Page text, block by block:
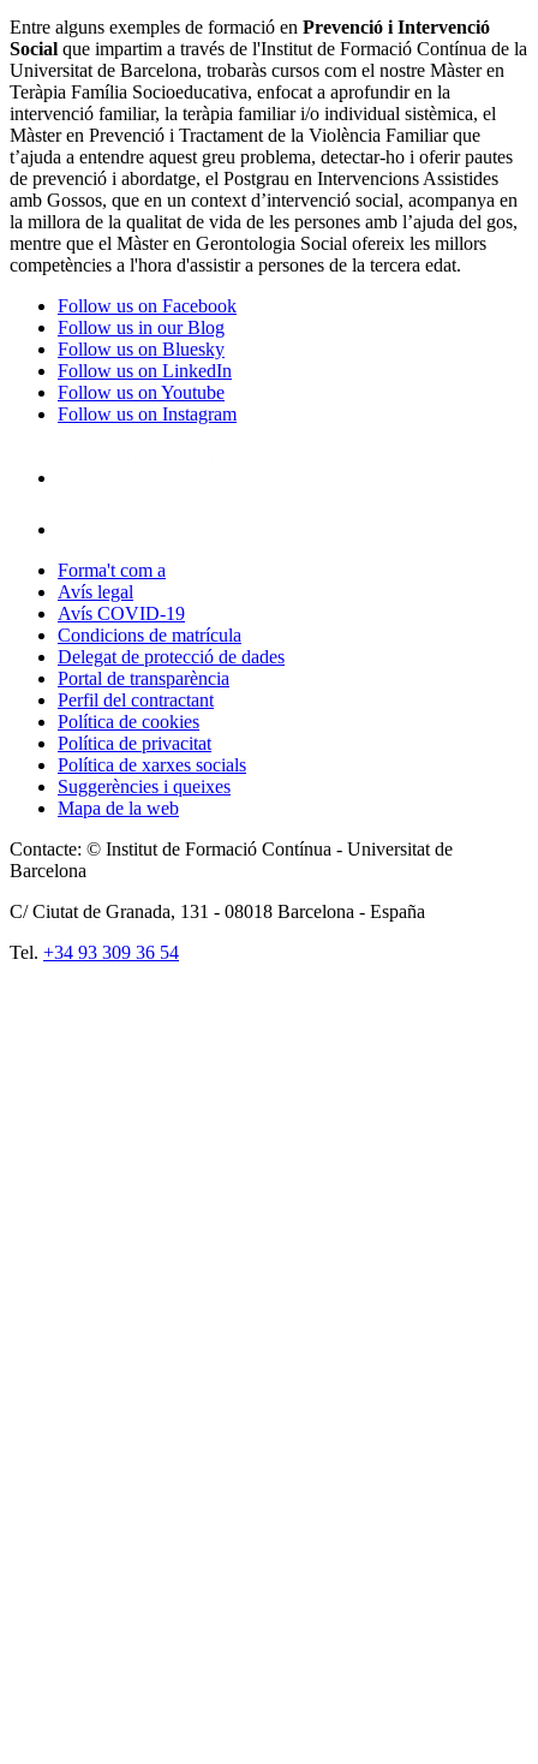
Entre alguns exemples de formació en Prevenció i Intervenció
Social que impartim a través de l'Institut de Formació Contínua de la
Universitat de Barcelona, trobaràs cursos com el nostre Màster en
Teràpia Família Socioeducativa, enfocat a aprofundir en la
intervenció familiar, la teràpia familiar i/o individual sistèmica, el
Màster en Prevenció i Tractament de la Violència Familiar que
t’ajuda a entendre aquest greu problema, detectar-ho i oferir pautes
de prevenció i abordatge, el Postgrau en Intervencions Assistides
amb Gossos, que en un context d’intervenció social, acompanya en
la millora de la qualitat de vida de les persones amb l’ajuda del gos,
mentre que el Màster en Gerontologia Social ofereix les millors
competències a l'hora d'assistir a persones de la tercera edat.
Follow us on Facebook
Follow us in our Blog
Follow us on Bluesky
Follow us on LinkedIn
Follow us on Youtube
Follow us on Instagram
Forma't com a
Avís legal
Avís COVID-19
Condicions de matrícula
Delegat de protecció de dades
Portal de transparència
Perfil del contractant
Política de cookies
Política de privacitat
Política de xarxes socials
Suggerències i queixes
Mapa de la web
Contacte: © Institut de Formació Contínua - Universitat de
Barcelona
C/ Ciutat de Granada, 131 - 08018 Barcelona - España
Tel. +34 93 309 36 54